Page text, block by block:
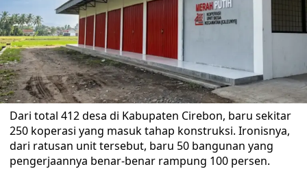
Dari total 412 desa di Kabupaten Cirebon, baru sekitar
250 koperasi yang masuk tahap konstruksi. Ironisnya,
dari ratusan unit tersebut, baru 50 bangunan yang
pengerjaannya benar-benar rampung 100 persen.